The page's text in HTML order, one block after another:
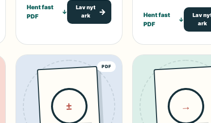
Hent fast
PDF
↓
Lav nyt
ark
→
Hent fast
PDF
↓
Lav
ark
PDF
± →